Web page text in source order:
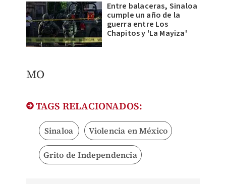
Entre balaceras, Sinaloa
cumple un año de la
guerra entre Los
Chapitos y 'La Mayiza'
​MO
TAGS RELACIONADOS:
Sinaloa Violencia en México
Grito de Independencia